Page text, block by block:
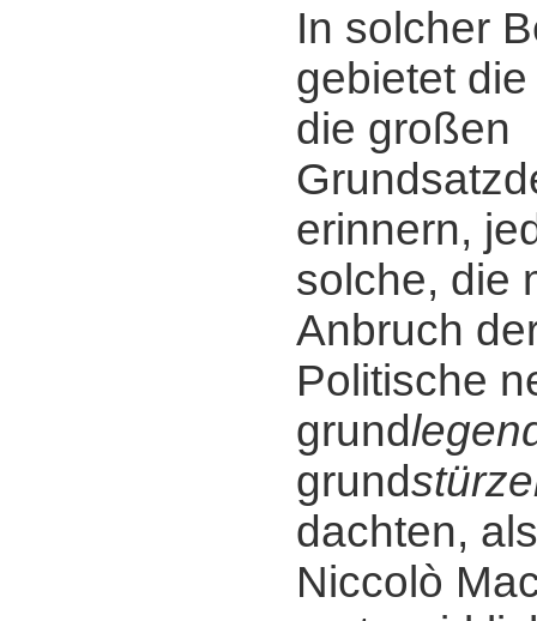
In solcher
gebietet
die großen
erinnern,
solche, die
Anbruch
Politische
grund
grund
dachten,
Niccolò